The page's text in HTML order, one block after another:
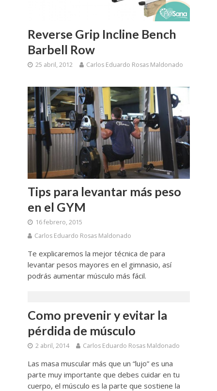
Reverse Grip Incline Bench
Barbell Row
25 abril, 2012 Carlos Eduardo Rosas Maldonado
Tips para levantar más peso
en el GYM
16 febrero, 2015
Carlos Eduardo Rosas Maldonado
Te explicaremos la mejor técnica de para
levantar pesos mayores en el gimnasio, así
podrás aumentar músculo más fácil.
Como prevenir y evitar la
pérdida de músculo
2 abril, 2014 Carlos Eduardo Rosas Maldonado
Las masa muscular más que un “lujo” es una
parte muy importante que debes cuidar en tu
cuerpo, el músculo es la parte que sostiene la